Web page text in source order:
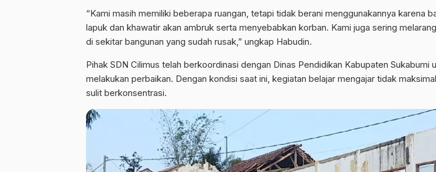
“Kami masih memiliki beberapa ruangan, tetapi tidak berani menggunakannya karena
lapuk dan khawatir akan ambruk serta menyebabkan korban. Kami juga sering
di sekitar bangunan yang sudah rusak,” ungkap Habudin.
Pihak SDN Cilimus telah berkoordinasi dengan Dinas Pendidikan Kabupaten Sukabumi
melakukan perbaikan. Dengan kondisi saat ini, kegiatan belajar mengajar tidak
sulit berkonsentrasi.